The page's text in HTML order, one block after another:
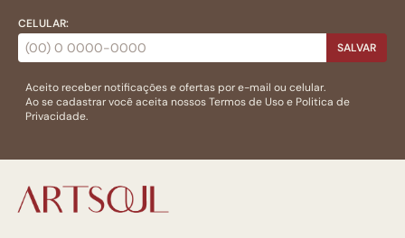
CELULAR:
SALVAR
Aceito receber notificações e ofertas por e-mail ou celular.
Ao se cadastrar você aceita nossosTermos de Usoe Politica de
Privacidade.